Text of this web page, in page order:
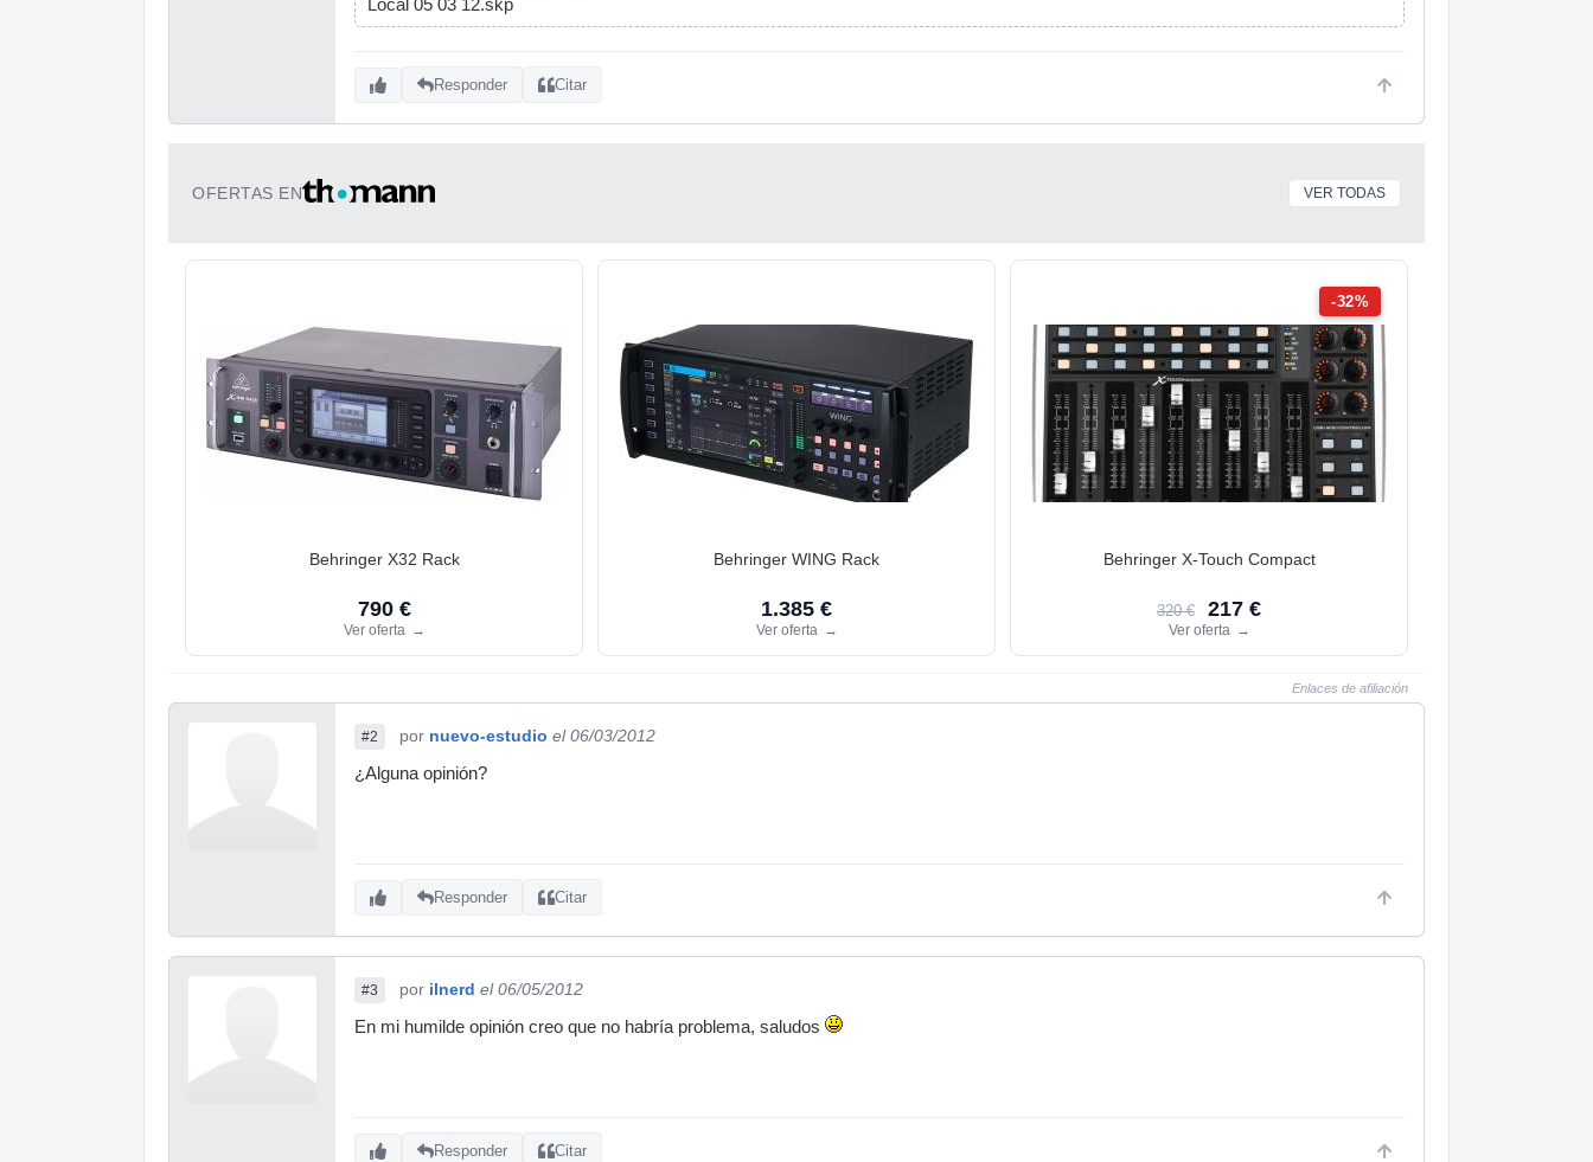
Local 05 03 12.skp
Responder Citar
OFERTAS EN VER TODAS
Behringer X32 Rack
790 €
Ver oferta →
Behringer WING Rack
1.385 €
Ver oferta →
-32%
Behringer X-Touch Compact
320 € 217 €
Ver oferta →
Enlaces de afiliación
#2 por nuevo-estudio el 06/03/2012
¿Alguna opinión?
Responder Citar
#3 por ilnerd el 06/05/2012
En mi humilde opinión creo que no habría problema, saludos
Responder Citar